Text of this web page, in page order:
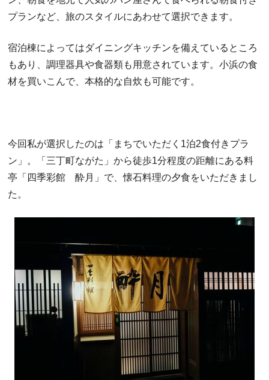
プランなど、旅のスタイルにあわせて選択できます。
宿泊棟によってはダイニングキッチンを備えているところ
もあり、調理器具や食器類も用意されています。小浜の食
材を買いこんで、本格的な自炊も可能です。
今回私が選択したのは「まちでいただく1泊2食付きプラ
ン」。「三丁町ながた」から徒歩1分程度の距離にある料
亭「四季彩館 酔月」で、懐石料理の夕食をいただきまし
た。